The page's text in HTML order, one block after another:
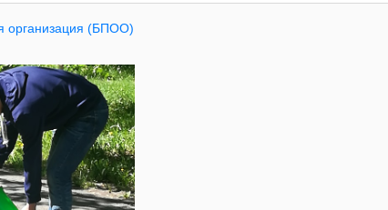
организация (БПОО)